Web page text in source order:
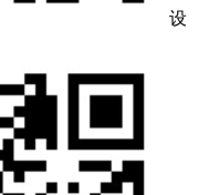
设